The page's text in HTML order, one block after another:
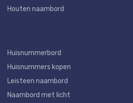
Houten naambord
Huisnummerbord
Huisnummers kopen
Leisteen naambord
Naambord met licht